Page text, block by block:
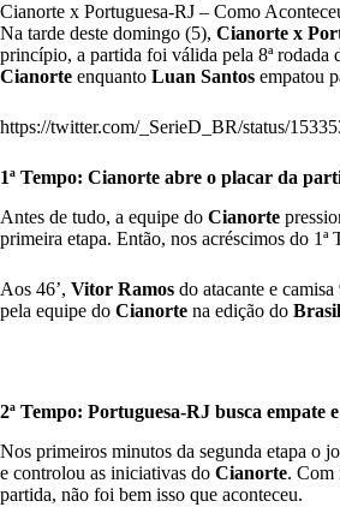
Cianorte x Portuguesa-RJ – Como
Na tarde deste domingo (5), Cianorte x
princípio, a partida foi válida pela 8ª rodada
Cianorte enquanto Luan Santos empatou
https://twitter.com/_SerieD_BR/status/
1ª Tempo: Cianorte abre o placar da
Antes de tudo, a equipe do Cianorte
primeira etapa. Então, nos acréscimos do 1ª
Aos 46’, Vitor Ramos do atacante e
pela equipe do Cianorte na edição do
2ª Tempo: Portuguesa-RJ busca empate
Nos primeiros minutos da segunda etapa o
e controlou as iniciativas do Cianorte. Com
partida, não foi bem isso que aconteceu.